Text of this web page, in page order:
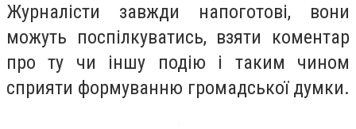
Журналісти завжди напоготові, вони
можуть поспілкуватись, взяти коментар
про ту чи іншу подію і таким чином
сприяти формуванню громадської думки.